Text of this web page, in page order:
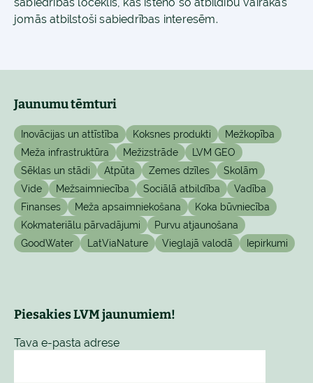
jomās atbilstoši sabiedrības interesēm.
Jaunumu tēmturi
Inovācijas un attīstība Koksnes produkti
Mežkopība
Meža infrastruktūra
Mežizstrāde
LVM GEO
Sēklas un stādi
Atpūta Zemes dzīles
Skolām
Vide
Mežsaimniecība Sociālā atbildība
Vadība
Finanses
Meža apsaimniekošana
Koka būvniecība
Kokmateriālu pārvadājumi
Purvu atjaunošana
GoodWater
LatViaNature Vieglajā valodā Iepirkumi
Piesakies LVM jaunumiem!
Tava e-pasta adrese